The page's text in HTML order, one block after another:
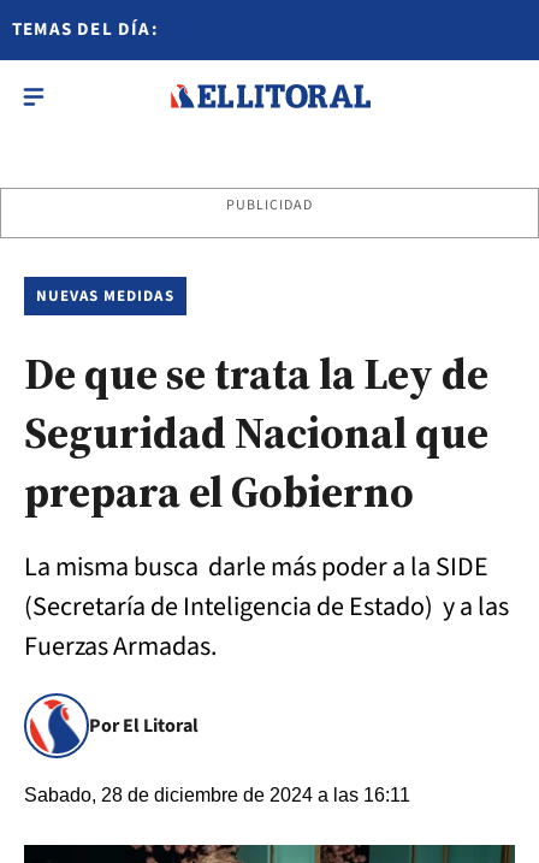
TEMAS DEL DÍA:
PUBLICIDAD
NUEVAS MEDIDAS
De que se trata la Ley de
Seguridad Nacional que
prepara el Gobierno
La misma busca darle más poder a la SIDE
(Secretaría de Inteligencia de Estado) y a las
Fuerzas Armadas.
Por El Litoral
Sabado, 28 de diciembre de 2024 a las 16:11